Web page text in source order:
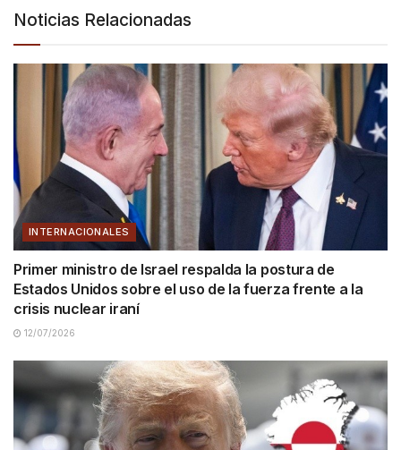
Noticias Relacionadas
INTERNACIONALES
Primer ministro de Israel respalda la postura de
Estados Unidos sobre el uso de la fuerza frente a la
crisis nuclear iraní
12/07/2026